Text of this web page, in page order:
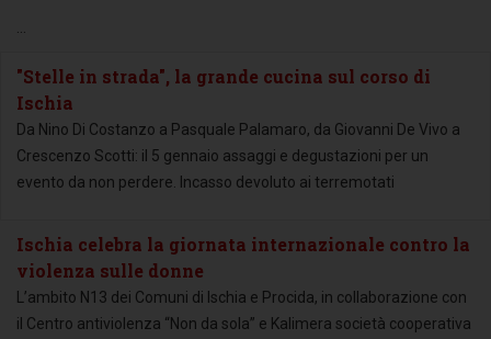
"Stelle in strada", la grande cucina sul corso di
Ischia
Da Nino Di Costanzo a Pasquale Palamaro, da Giovanni De Vivo a
Crescenzo Scotti: il 5 gennaio assaggi e degustazioni per un
evento da non perdere. Incasso devoluto ai terremotati
Ischia celebra la giornata internazionale contro la
violenza sulle donne
L’ambito N13 dei Comuni di Ischia e Procida, in collaborazione con
il Centro antiviolenza “Non da sola” e Kalimera società cooperativa